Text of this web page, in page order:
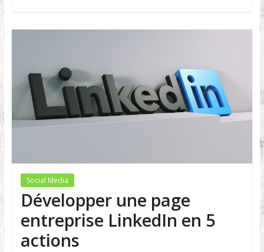
Social Media
Développer une page
entreprise LinkedIn en 5
actions